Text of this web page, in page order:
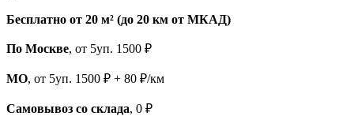
Бесплатно от 20 м² (до 20 км от МКАД)
По Москве, от 5уп. 1500 ₽
МО, от 5уп. 1500 ₽ + 80 ₽/км
Самовывоз со склада, 0 ₽